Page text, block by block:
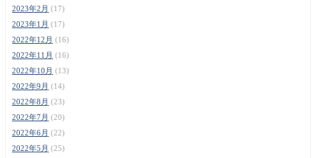
2023年2月 (17)
2023年1月 (17)
2022年12月 (16)
2022年11月 (16)
2022年10月 (13)
2022年9月 (14)
2022年8月 (23)
2022年7月 (20)
2022年6月 (22)
2022年5月 (25)